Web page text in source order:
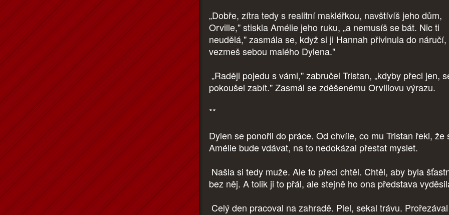
„Dobře, zítra tedy s realitní makléřkou, navštívíš jeho dům,
Orville," stiskla Amélie jeho ruku, „a nemusíš se bát. Nic ti
neudělá," zasmála se, když si ji Hannah přivinula do náručí,
vezmeš sebou malého Dylena."
„Raději pojedu s vámi," zabručel Tristan, „kdyby přeci jen,
pokoušel zabít." Zasmál se zděšenému Orvillovu výrazu.
**
Dylen se ponořil do práce. Od chvíle, co mu Tristan řekl, že
Amélie bude vdávat, na to nedokázal přestat myslet.
Našla si tedy muže. Ale to přeci chtěl. Chtěl, aby byla
bez něj. A tolik ji to přál, ale stejně ho ona představa
Celý den pracoval na zahradě. Plel, sekal trávu. Prořezával